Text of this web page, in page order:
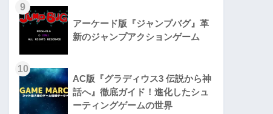
9
アーケード版『ジャンプバグ』革
新のジャンプアクションゲーム
10
AC版『グラディウス3 伝説から神
話へ』徹底ガイド！進化したシュ
ーティングゲームの世界